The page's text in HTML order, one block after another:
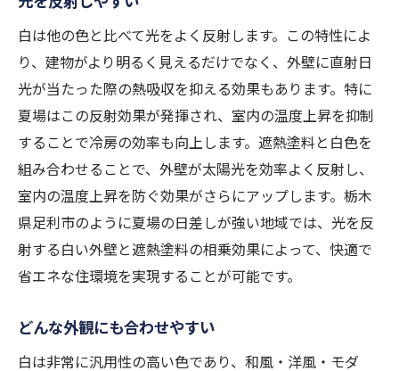
白は他の色と比べて光をよく反射します。この特性によ
り、建物がより明るく見えるだけでなく、外壁に直射日
光が当たった際の熱吸収を抑える効果もあります。特に
夏場はこの反射効果が発揮され、室内の温度上昇を抑制
することで冷房の効率も向上します。遮熱塗料と白色を
組み合わせることで、外壁が太陽光を効率よく反射し、
室内の温度上昇を防ぐ効果がさらにアップします。栃木
県足利市のように夏場の日差しが強い地域では、光を反
射する白い外壁と遮熱塗料の相乗効果によって、快適で
省エネな住環境を実現することが可能です。
どんな外観にも合わせやすい
白は非常に汎用性の高い色であり、和風・洋風・モダ